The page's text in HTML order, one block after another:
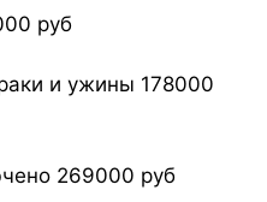
руб
и ужины 178000
269000 руб